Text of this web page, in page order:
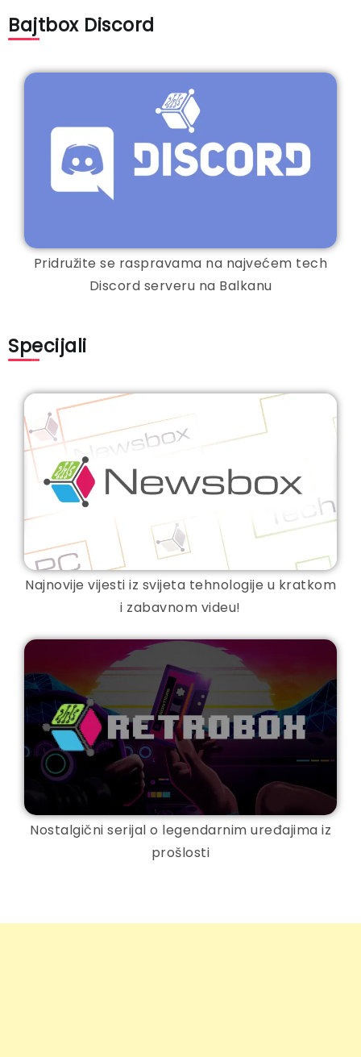
Bajtbox Discord
Pridružite se raspravama na najvećem tech
Discord serveru na Balkanu
Specijali
Najnovije vijesti iz svijeta tehnologije u kratkom
i zabavnom videu!
Nostalgični serijal o legendarnim uređajima iz
prošlosti